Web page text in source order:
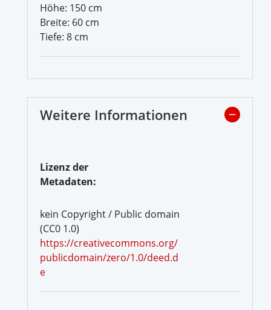
Höhe: 150 cm
Breite: 60 cm
Tiefe: 8 cm
Weitere Informationen
Lizenz der
Metadaten:
kein Copyright / Public domain
(CC0 1.0)
https://creativecommons.org/
publicdomain/zero/1.0/deed.d
e